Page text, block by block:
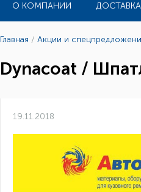
О КОМПАНИИ ДОСТАВКА
Главная / Акции и
Dynacoat /
19.11.2018